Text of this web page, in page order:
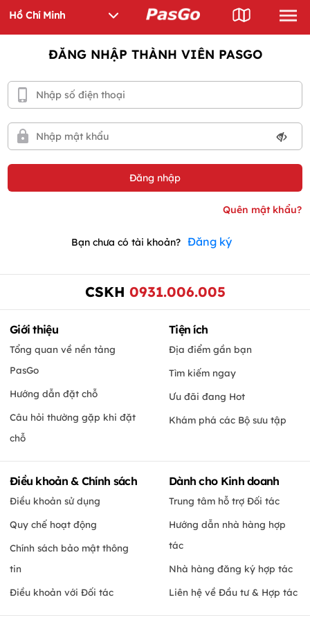
ĐĂNG NHẬP THÀNH VIÊN PASGO
Bạn chưa có tài khoản? Đăng ký
CSKH 0931.006.005
Giới thiệu
Tổng quan về nền tảng
PasGo
Hướng dẫn đặt chỗ
Câu hỏi thường gặp khi đặt
chỗ
Tiện ích
Địa điểm gần bạn
Tìm kiếm ngay
Ưu đãi đang Hot
Khám phá các Bộ sưu tập
Điều khoản & Chính sách
Điều khoản sử dụng
Quy chế hoạt động
Chính sách bảo mật thông
tin
Điều khoản với Đối tác
Dành cho Kinh doanh
Trung tâm hỗ trợ Đối tác
Hướng dẫn nhà hàng hợp
tác
Nhà hàng đăng ký hợp tác
Liên hệ về Đầu tư & Hợp tác